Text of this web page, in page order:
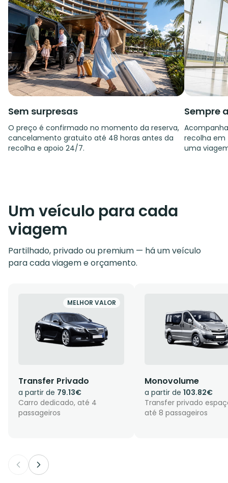
Sem surpresas
O preço é confirmado no momento da reserva,
cancelamento gratuito até 48 horas antes da
recolha e apoio 24/7.
Sempre
recolha em
uma
Um veículo para cada
viagem
Partilhado, privado ou premium — há um veículo
para cada viagem e orçamento.
MELHOR VALOR
Transfer Privado
a partir de 79.13€
Carro dedicado, até 4
passageiros
Monovolume
a partir de 103.82€
Transfer privado
até 8 passageiros